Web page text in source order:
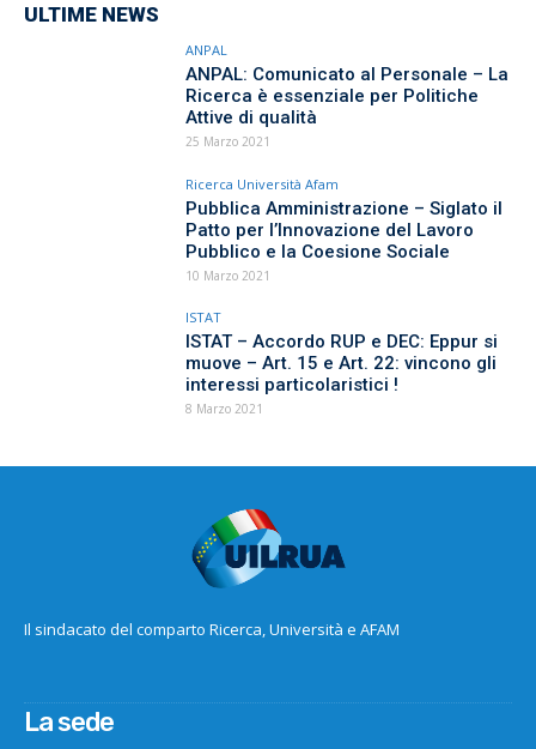
ULTIME NEWS
ANPAL
ANPAL: Comunicato al Personale – La
Ricerca è essenziale per Politiche
Attive di qualità
25 Marzo 2021
Ricerca Università Afam
Pubblica Amministrazione – Siglato il
Patto per l’Innovazione del Lavoro
Pubblico e la Coesione Sociale
10 Marzo 2021
ISTAT
ISTAT – Accordo RUP e DEC: Eppur si
muove – Art. 15 e Art. 22: vincono gli
interessi particolaristici !
8 Marzo 2021
Il sindacato del comparto Ricerca, Università e AFAM
La sede